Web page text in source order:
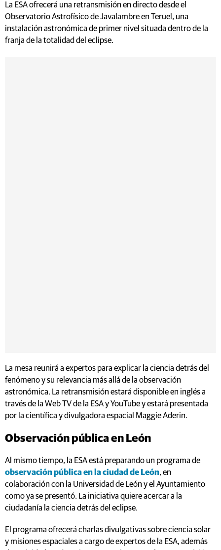
La ESA ofrecerá una retransmisión en directo desde el
Observatorio Astrofísico de Javalambre en Teruel, una
instalación astronómica de primer nivel situada dentro de la
franja de la totalidad del eclipse.
La mesa reunirá a expertos para explicar la ciencia detrás del
fenómeno y su relevancia más allá de la observación
astronómica. La retransmisión estará disponible en inglés a
través de la Web TV de la ESA y YouTube y estará presentada
por la científica y divulgadora espacial Maggie Aderin.
Observación pública en León
Al mismo tiempo, la ESA está preparando un programa de
observación pública en la ciudad de León, en
colaboración con la Universidad de León y el Ayuntamiento
como ya se presentó. La iniciativa quiere acercar a la
ciudadanía la ciencia detrás del eclipse.
El programa ofrecerá charlas divulgativas sobre ciencia solar
y misiones espaciales a cargo de expertos de la ESA, además